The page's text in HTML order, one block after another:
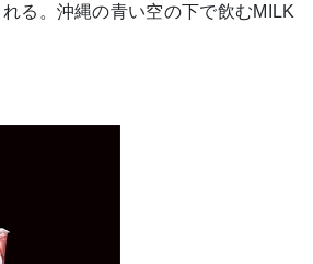
る。沖縄の青い空の下で飲むMILK